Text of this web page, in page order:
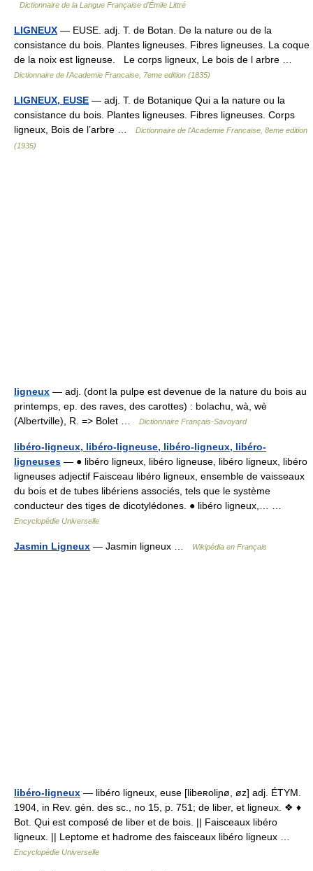
Dictionnaire de la Langue Française d'Émile Littré
LIGNEUX — EUSE. adj. T. de Botan. De la nature ou de la
consistance du bois. Plantes ligneuses. Fibres ligneuses. La coque
de la noix est ligneuse. Le corps ligneux, Le bois de l arbre …
Dictionnaire de l'Academie Francaise, 7eme edition (1835)
LIGNEUX, EUSE — adj. T. de Botanique Qui a la nature ou la
consistance du bois. Plantes ligneuses. Fibres ligneuses. Corps
ligneux, Bois de l’arbre …
Dictionnaire de l'Academie Francaise, 8eme edition
(1935)
ligneux — adj. (dont la pulpe est devenue de la nature du bois au
printemps, ep. des raves, des carottes) : bolachu, wà, wè
(Albertville), R. => Bolet …
Dictionnaire Français-Savoyard
libéro-ligneux, libéro-ligneuse, libéro-ligneux, libéro-
ligneuses — ● libéro ligneux, libéro ligneuse, libéro ligneux, libéro
ligneuses adjectif Faisceau libéro ligneux, ensemble de vaisseaux
du bois et de tubes libériens associés, tels que le système
conducteur des tiges de dicotylédones. ● libéro ligneux,… …
Encyclopédie Universelle
Jasmin Ligneux — Jasmin ligneux … Wikipédia en Français
libéro-ligneux — libéro ligneux, euse [libeʀoliɲø, øz] adj. ÉTYM.
1904, in Rev. gén. des sc., no 15, p. 751; de liber, et ligneux. ❖ ♦
Bot. Qui est composé de liber et de bois. || Faisceaux libéro
ligneux. || Leptome et hadrome des faisceaux libéro ligneux …
Encyclopédie Universelle